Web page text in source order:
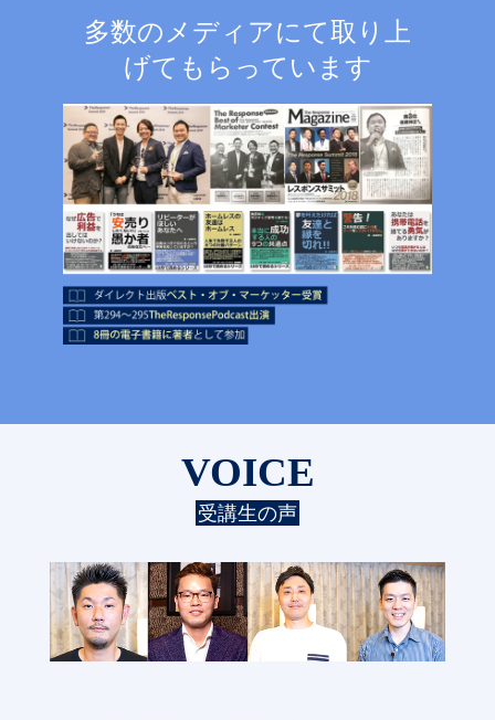
多数のメディアにて取り上
げてもらっています
VOICE
受講生の声